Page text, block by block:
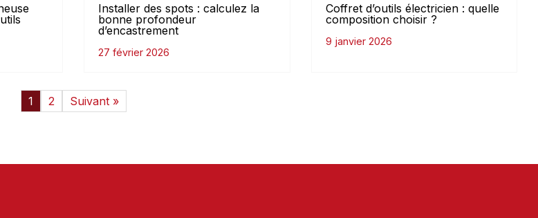
Installer des spots : calculez la
bonne profondeur
d’encastrement
27 février 2026
Coffret d’outils électricien : quelle
composition choisir ?
9 janvier 2026
1 2 Suivant »